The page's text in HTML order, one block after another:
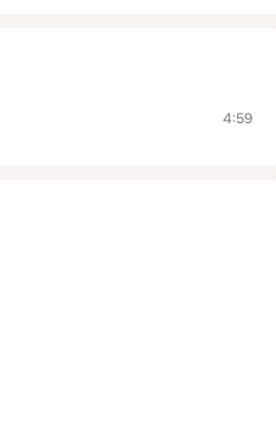
4:59